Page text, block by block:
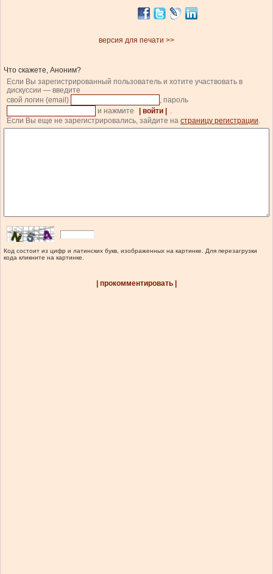
версия для печати >>
Что скажете, Аноним?
Если Вы зарегистрированный пользователь и хотите участвовать в
дискуссии — введите
свой логин (email)
, пароль
и нажмите
| войти |
.
Если Вы еще не зарегистрировались, зайдите на страницу регистрации.
Код состоит из цифр и латинских букв, изображенных на картинке. Для перезагрузки
кода кликните на картинке.
| прокомментировать |